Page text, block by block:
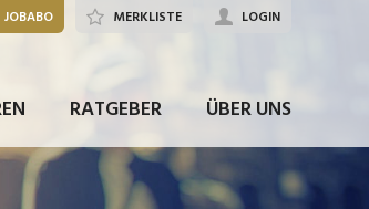
RATGEBER ÜBER UNS
JOBABO MERKLISTE LOGIN